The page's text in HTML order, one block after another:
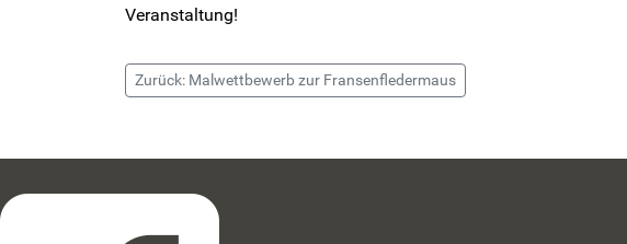
Veranstaltung!
Zurück: Malwettbewerb zur Fransenfledermaus